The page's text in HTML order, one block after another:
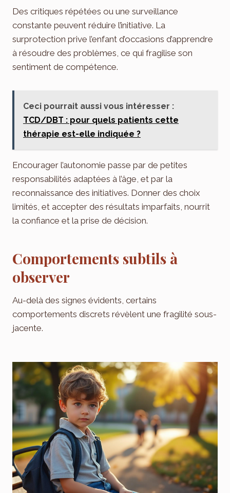
Des critiques répétées ou une surveillance
constante peuvent réduire l’initiative. La
surprotection prive l’enfant d’occasions d’apprendre
à résoudre des problèmes, ce qui fragilise son
sentiment de compétence.
Ceci pourrait aussi vous intéresser :
TCD/DBT : pour quels patients cette
thérapie est-elle indiquée ?
Encourager l’autonomie passe par de petites
responsabilités adaptées à l’âge, et par la
reconnaissance des initiatives. Donner des choix
limités, et accepter des résultats imparfaits, nourrit
la confiance et la prise de décision.
Comportements subtils à
observer
Au-delà des signes évidents, certains
comportements discrets révèlent une fragilité sous-
jacente.